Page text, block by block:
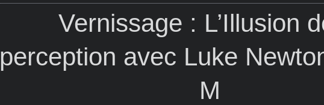
Vernissage : L’Illusion
perception avec Luke
M